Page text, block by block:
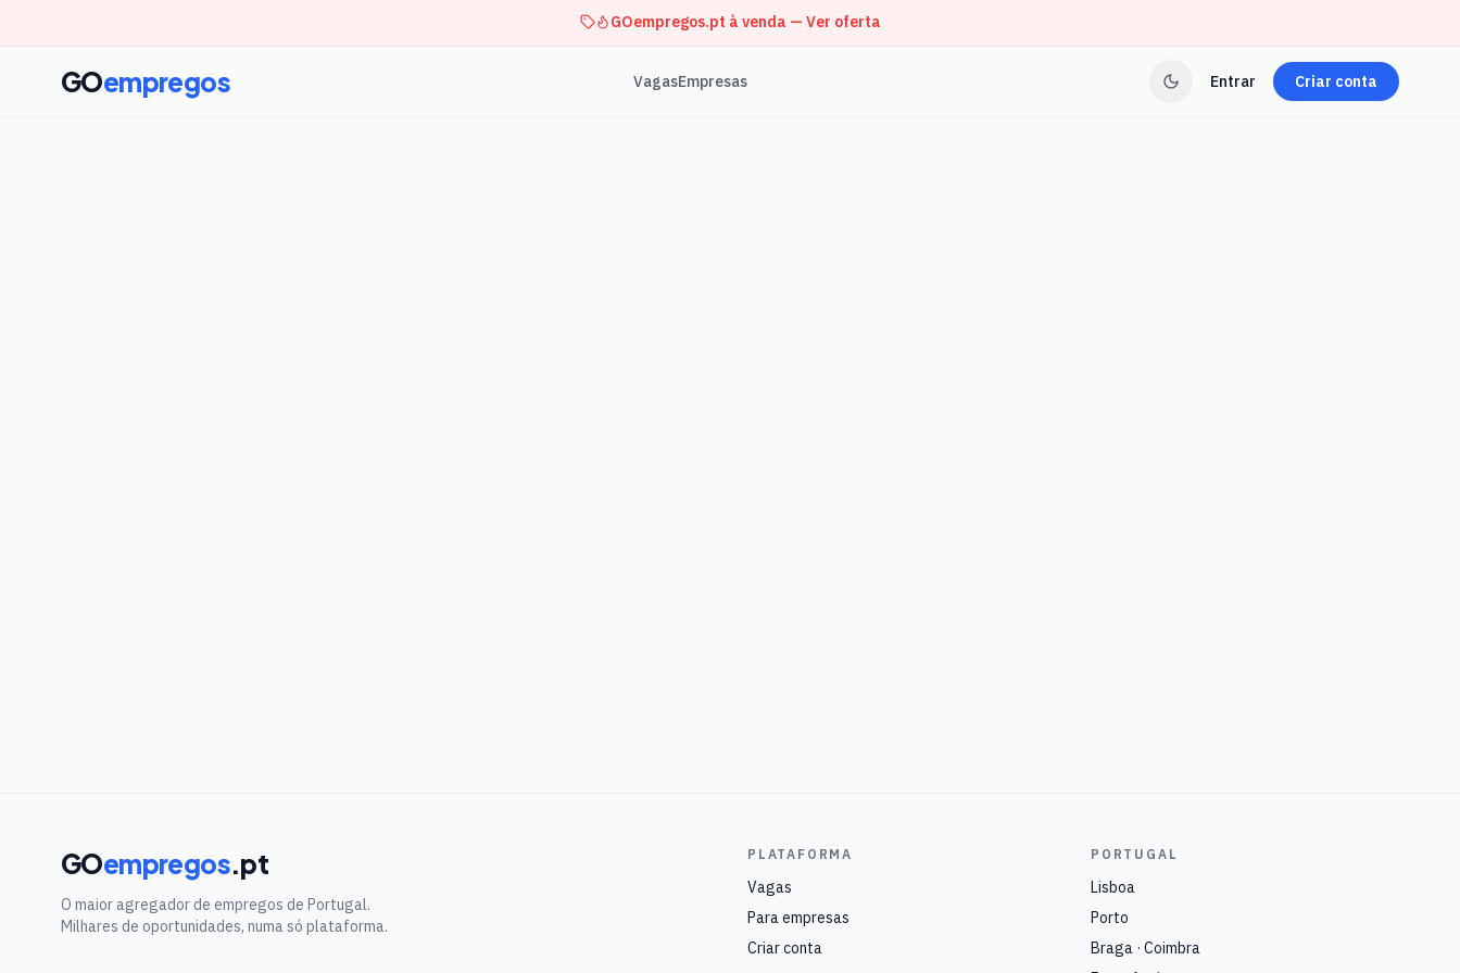
GOempregos.pt à venda — Ver oferta
GOempregos VagasEmpresas Entrar Criar conta
GOempregos.pt
O maior agregador de empregos de Portugal.
Milhares de oportunidades, numa só plataforma.
PLATAFORMA
Vagas
Para empresas
Criar conta
PORTUGAL
Lisboa
Porto
Braga · Coimbra